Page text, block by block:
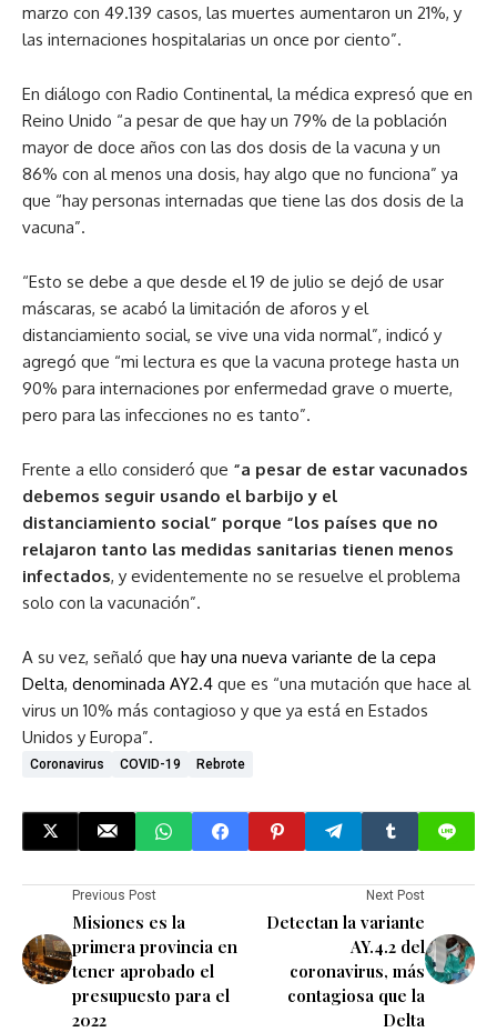
marzo con 49.139 casos, las muertes aumentaron un 21%, y
las internaciones hospitalarias un once por ciento”.
En diálogo con Radio Continental, la médica expresó que en
Reino Unido “a pesar de que hay un 79% de la población
mayor de doce años con las dos dosis de la vacuna y un
86% con al menos una dosis, hay algo que no funciona” ya
que “hay personas internadas que tiene las dos dosis de la
vacuna”.
“Esto se debe a que desde el 19 de julio se dejó de usar
máscaras, se acabó la limitación de aforos y el
distanciamiento social, se vive una vida normal”, indicó y
agregó que “mi lectura es que la vacuna protege hasta un
90% para internaciones por enfermedad grave o muerte,
pero para las infecciones no es tanto”.
Frente a ello consideró que “a pesar de estar vacunados
debemos seguir usando el barbijo y el
distanciamiento social” porque “los países que no
relajaron tanto las medidas sanitarias tienen menos
infectados, y evidentemente no se resuelve el problema
solo con la vacunación”.
A su vez, señaló que hay una nueva variante de la cepa
Delta, denominada AY2.4 que es “una mutación que hace al
virus un 10% más contagioso y que ya está en Estados
Unidos y Europa”.
Coronavirus COVID-19 Rebrote
Previous Post
Misiones es la
primera provincia en
tener aprobado el
presupuesto para el
2022
Next Post
Detectan la variante
AY.4.2 del
coronavirus, más
contagiosa que la
Delta